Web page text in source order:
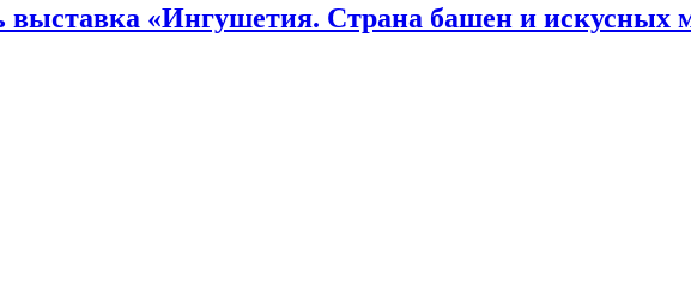
выставка «Ингушетия. Страна башен и искусных